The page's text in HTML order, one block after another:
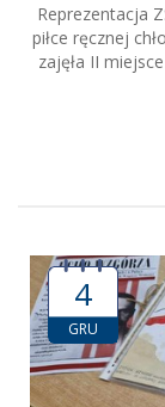
Reprezentacja
piłce ręcznej
zajęła II
4
GRU